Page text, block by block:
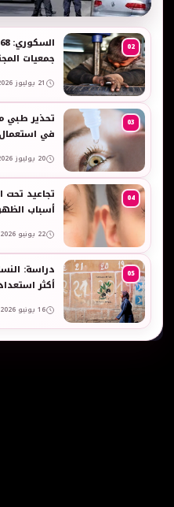
به
02
جمعيات
والنساء في
21 يوليوز 2026
03
تحذير طبي
في
المضيقة
20 يوليوز 2026
04
تجاعيد تحت
أسباب
بالبشرة
press
22 يونيو 2026
05
دراسة:
أكثر
بالرجال
16 يونيو 2026